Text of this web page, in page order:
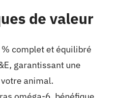
de valeur
complet et équilibré
garantissant une
animal.